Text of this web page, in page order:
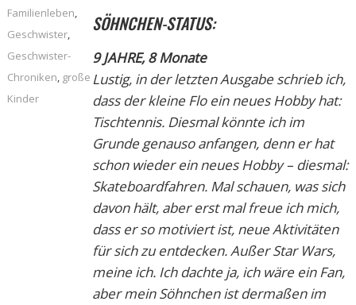
SÖHNCHEN-STATUS:
9 JAHRE, 8 Monate
Lustig, in der letzten Ausgabe schrieb ich,
dass der kleine Flo ein neues Hobby hat:
Tischtennis. Diesmal könnte ich im
Grunde genauso anfangen, denn er hat
schon wieder ein neues Hobby – diesmal:
Skateboardfahren. Mal schauen, was sich
davon hält, aber erst mal freue ich mich,
dass er so motiviert ist, neue Aktivitäten
für sich zu entdecken. Außer Star Wars,
meine ich. Ich dachte ja, ich wäre ein Fan,
aber mein Söhnchen ist dermaßen im
Familienleben,
Geschwister,
Geschwister-
Chroniken, große
Kinder